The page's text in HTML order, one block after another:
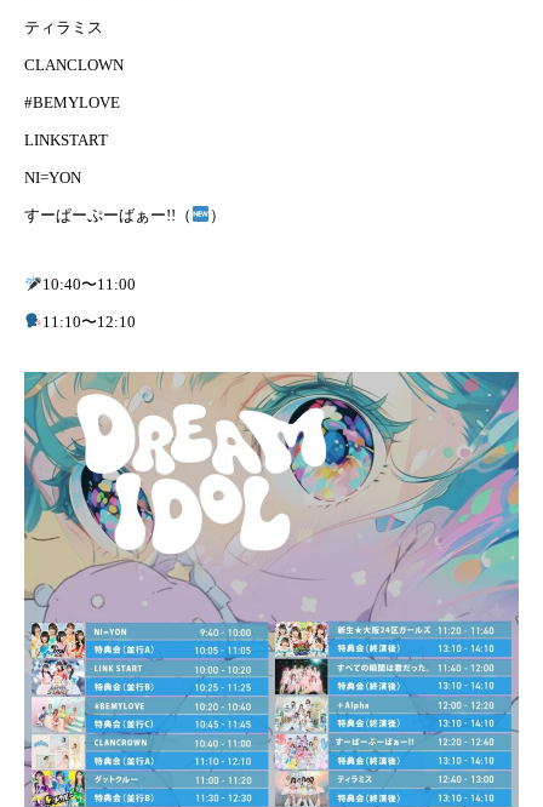
ティラミス
CLANCLOWN
#BEMYLOVE
LINKSTART
NI=YON
すーぱーぷーばぁー!!（ ）
10:40〜11:00
11:10〜12:10